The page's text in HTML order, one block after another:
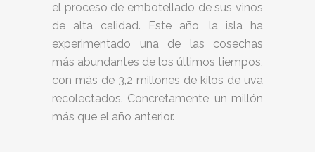
el proceso de embotellado de sus vinos
de alta calidad. Este año, la isla ha
experimentado una de las cosechas
más abundantes de los últimos tiempos,
con más de 3,2 millones de kilos de uva
recolectados. Concretamente, un millón
más que el año anterior.